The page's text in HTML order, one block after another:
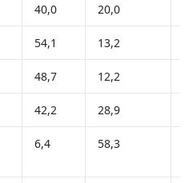
40,0 20,0
54,1 13,2
48,7 12,2
42,2 28,9
6,4 58,3